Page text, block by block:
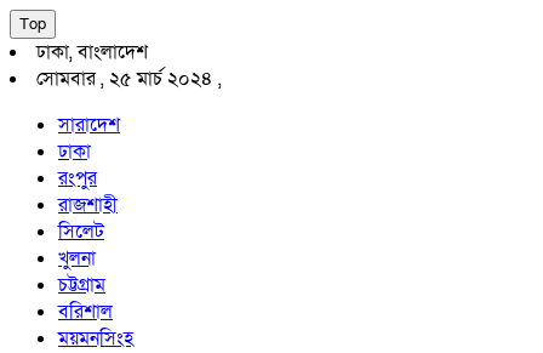
Top
ঢাকা, বাংলাদেশ
সোমবার , ২৫ মার্চ ২০২৪ ,
সারাদেশ
ঢাকা
রংপুর
রাজশাহী
সিলেট
খুলনা
চট্টগ্রাম
বরিশাল
ময়মনসিংহ